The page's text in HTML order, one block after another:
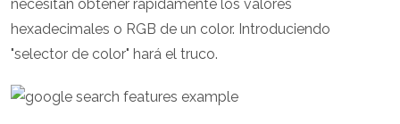
necesitan obtener rápidamente los valores
hexadecimales o RGB de un color. Introduciendo
"selector de color" hará el truco.